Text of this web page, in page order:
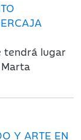
tendrá lugar
Y ARTE EN